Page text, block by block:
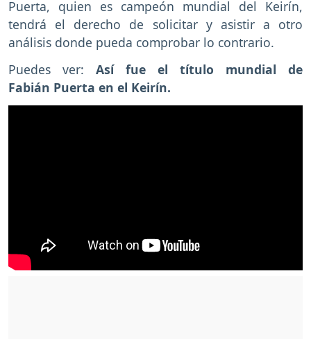
Puerta, quien es campeón mundial del Keirín,
tendrá el derecho de solicitar y asistir a otro
análisis donde pueda comprobar lo contrario.
Puedes ver: Así fue el título mundial de
Fabián Puerta en el Keirín.